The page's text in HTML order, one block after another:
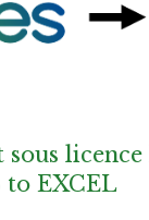
sous
to EXCEL